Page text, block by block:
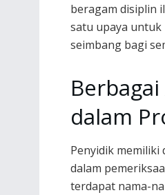
beragam disiplin
satu upaya untuk
seimbang bagi
dalam
Penyidik
dalam
terdapat nama-